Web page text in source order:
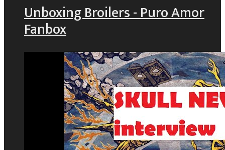
Unboxing Broilers - Puro Amor
Fanbox